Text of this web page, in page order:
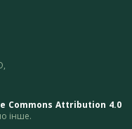
Commons Attribution 4.0
інше.